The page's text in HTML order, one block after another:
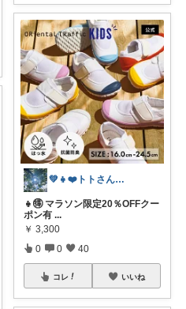
💚👧❤️トトさん 8月🥵
👧🉐 マラソン限定20％OFFクー
ポン有 ...
￥ 3,300
0 0 40
コレ いいね